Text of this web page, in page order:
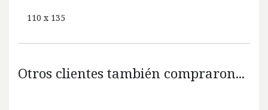
110 x 135
Otros clientes también compraron...